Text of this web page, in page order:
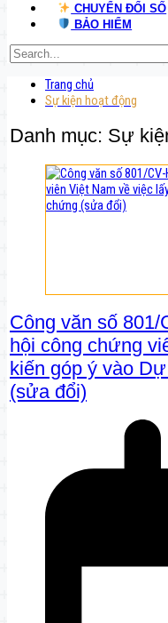
CHUYỂN ĐỔI SỐ
BẢO HIỂM
Trang chủ
Sự kiện hoạt động
Danh mục: Sự
Công văn số
hội công chứng
kiến góp ý vào
(sửa đổi)